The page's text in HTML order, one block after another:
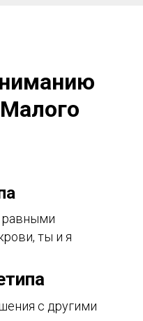
ты и я
с другими